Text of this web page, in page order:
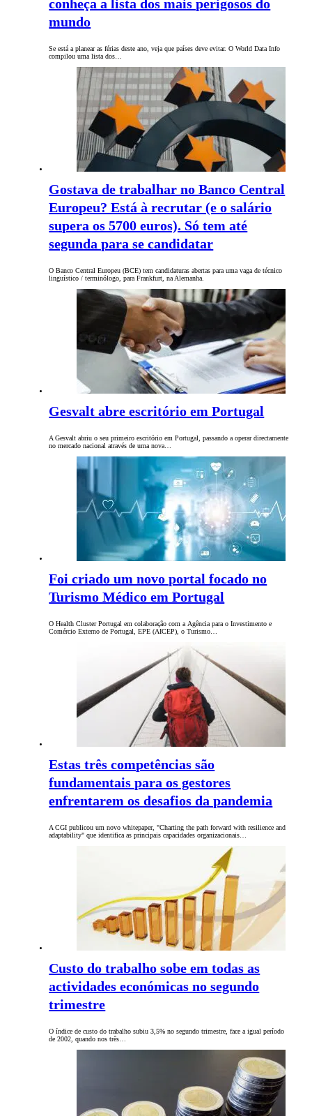
conheça a lista dos mais perigosos do
mundo
Se está a planear as férias deste ano, veja que países deve evitar. O World Data Info
compilou uma lista dos…
Gostava de trabalhar no Banco Central
Europeu? Está à recrutar (e o salário
supera os 5700 euros). Só tem até
segunda para se candidatar
O Banco Central Europeu (BCE) tem candidaturas abertas para uma vaga de técnico
linguístico / terminólogo, para Frankfurt, na Alemanha.
Gesvalt abre escritório em Portugal
A Gesvalt abriu o seu primeiro escritório em Portugal, passando a operar directamente
no mercado nacional através de uma nova…
Foi criado um novo portal focado no
Turismo Médico em Portugal
O Health Cluster Portugal em colaboração com a Agência para o Investimento e
Comércio Externo de Portugal, EPE (AICEP), o Turismo…
Estas três competências são
fundamentais para os gestores
enfrentarem os desafios da pandemia
A CGI publicou um novo whitepaper, "Charting the path forward with resilience and
adaptability" que identifica as principais capacidades organizacionais…
Custo do trabalho sobe em todas as
actividades económicas no segundo
trimestre
O índice de custo do trabalho subiu 3,5% no segundo trimestre, face a igual período
de 2002, quando nos três…